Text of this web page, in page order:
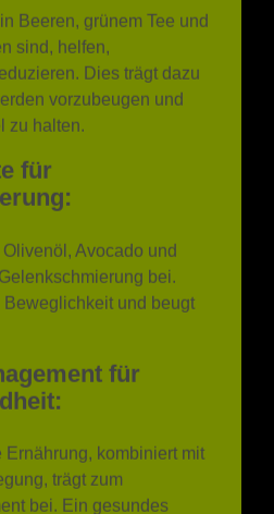
sind, helfen,
Dies trägt dazu
vorzubeugen und
zu halten.
für
bei.
und beugt
für
trägt zum
bei. Ein gesundes
Gelenke und reduziert